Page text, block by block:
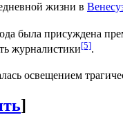
жизни в
была присуждена
журналистики[5].
освещением
]